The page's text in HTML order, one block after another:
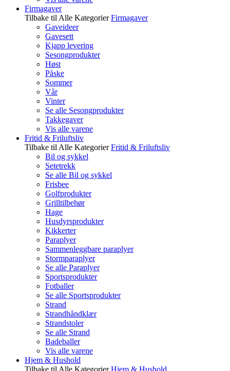
Firmagaver
Tilbake til Alle Kategorier Firmagaver
Gaveideer
Gavesett
Kjapp levering
Sesongprodukter
Høst
Påske
Sommer
Vår
Vinter
Se alle Sesongprodukter
Takkegaver
Vis alle varene
Fritid & Friluftsliv
Tilbake til Alle Kategorier Fritid & Friluftsliv
Bil og sykkel
Setetrekk
Se alle Bil og sykkel
Frisbee
Golfprodukter
Grilltilbehør
Hage
Husdyrsprodukter
Kikkerter
Paraplyer
Sammenleggbare paraplyer
Stormparaplyer
Se alle Paraplyer
Sportsprodukter
Fotballer
Se alle Sportsprodukter
Strand
Strandhåndklær
Strandstoler
Se alle Strand
Badeballer
Vis alle varene
Hjem & Hushold
Tilbake til Alle Kategorier Hjem & Hushold